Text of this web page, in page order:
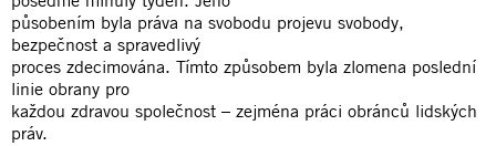
působením byla práva na svobodu projevu svobody,
bezpečnost a spravedlivý
proces zdecimována. Tímto způsobem byla zlomena poslední
linie obrany pro
každou zdravou společnost – zejména práci obránců lidských
práv.